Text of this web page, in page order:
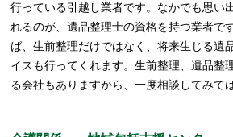
行っている引越し業者です。なかでも思い
れるのが、遺品整理士の資格を持つ業者で
ば、生前整理だけではなく、将来生じる遺
イスも行ってくれます。生前整理、遺品整
る会社もありますから、一度相談してみて